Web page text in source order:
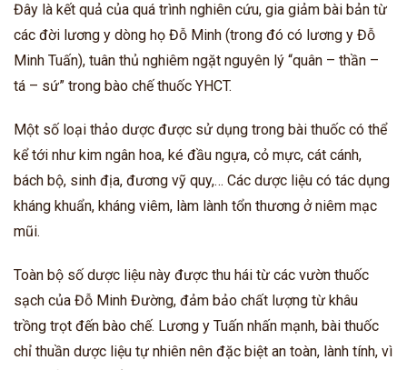
Đây là kết quả của quá trình nghiên cứu, gia giảm bài bản từ
các đời lương y dòng họ Đỗ Minh (trong đó có lương y Đỗ
Minh Tuấn), tuân thủ nghiêm ngặt nguyên lý “quân – thần –
tá – sứ” trong bào chế thuốc YHCT.
Một số loại thảo dược được sử dụng trong bài thuốc có thể
kể tới như kim ngân hoa, ké đầu ngựa, cỏ mực, cát cánh,
bách bộ, sinh địa, đương vỹ quy,… Các dược liệu có tác dụng
kháng khuẩn, kháng viêm, làm lành tổn thương ở niêm mạc
mũi.
Toàn bộ số dược liệu này được thu hái từ các vườn thuốc
sạch của Đỗ Minh Đường, đảm bảo chất lượng từ khâu
trồng trọt đến bào chế. Lương y Tuấn nhấn mạnh, bài thuốc
chỉ thuần dược liệu tự nhiên nên đặc biệt an toàn, lành tính, vì